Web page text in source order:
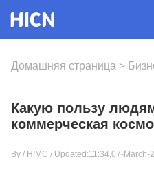
Домашняя страница >
Какую пользу
коммерческая
By / HIMC / Updated:11:34,07-March-